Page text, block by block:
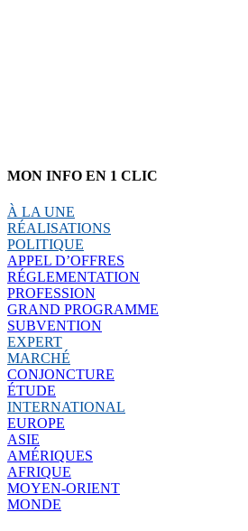
MON INFO EN 1 CLIC
À LA UNE
RÉALISATIONS
POLITIQUE
APPEL D’OFFRES
RÉGLEMENTATION
PROFESSION
GRAND PROGRAMME
SUBVENTION
EXPERT
MARCHÉ
CONJONCTURE
ÉTUDE
INTERNATIONAL
EUROPE
ASIE
AMÉRIQUES
AFRIQUE
MOYEN-ORIENT
MONDE